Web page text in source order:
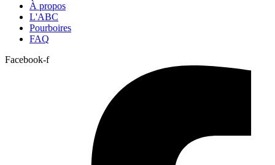
À propos
L'ABC
Pourboires
FAQ
Facebook-f